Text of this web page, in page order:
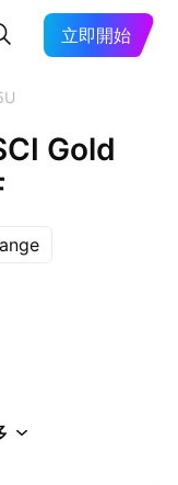
立即開始
Gold